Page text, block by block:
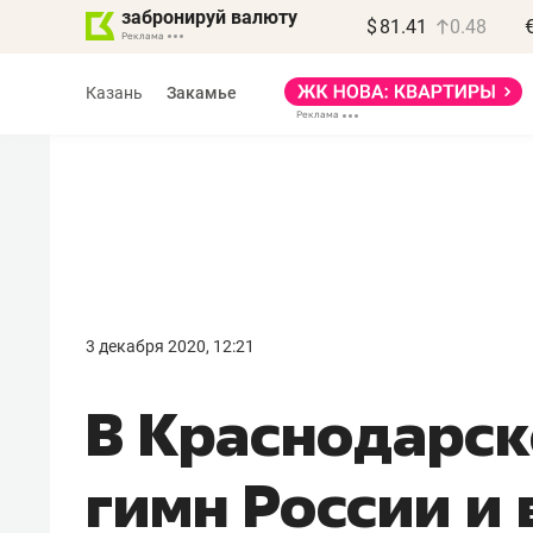
забронируй валюту $ 81.41 0.48
Казань Закамье
3 декабря 2020, 12:21
В
гимн России
правил, бизнес может
потерять минимум
полгода»